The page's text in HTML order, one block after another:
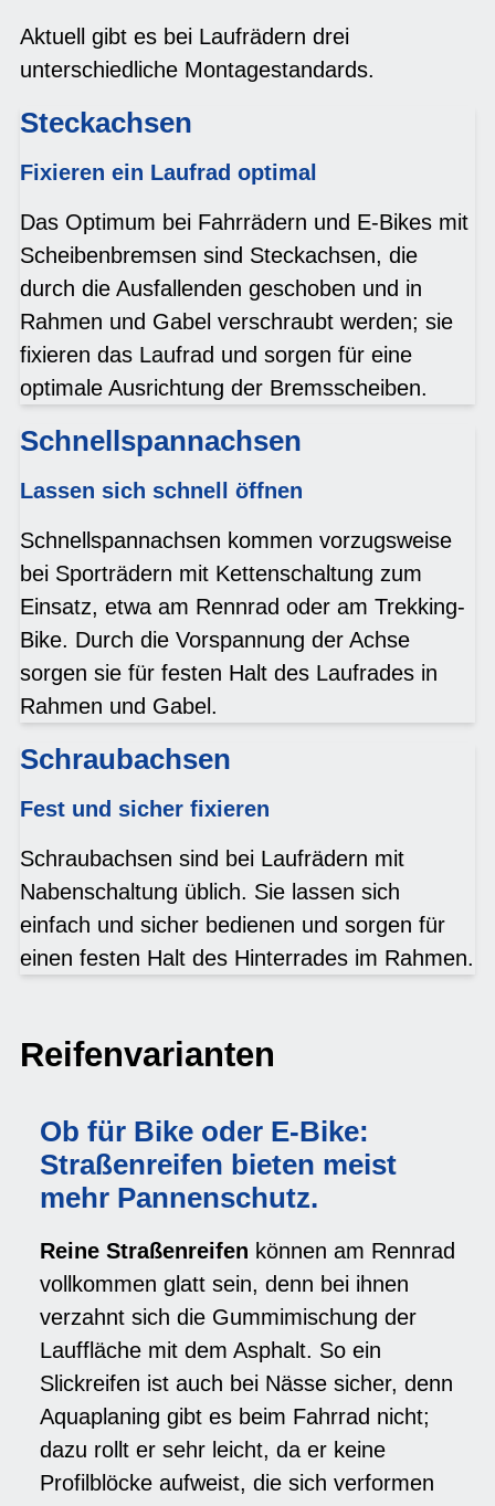
Aktuell gibt es bei Laufrädern drei
unterschiedliche Montagestandards.
Steckachsen
Fixieren ein Laufrad optimal
Das Optimum bei Fahrrädern und E-Bikes mit
Scheibenbremsen sind Steckachsen, die
durch die Ausfallenden geschoben und in
Rahmen und Gabel verschraubt werden; sie
fixieren das Laufrad und sorgen für eine
optimale Ausrichtung der Bremsscheiben.
Schnellspannachsen
Lassen sich schnell öffnen
Schnellspannachsen kommen vorzugsweise
bei Sporträdern mit Kettenschaltung zum
Einsatz, etwa am Rennrad oder am Trekking-
Bike. Durch die Vorspannung der Achse
sorgen sie für festen Halt des Laufrades in
Rahmen und Gabel.
Schraubachsen
Fest und sicher fixieren
Schraubachsen sind bei Laufrädern mit
Nabenschaltung üblich. Sie lassen sich
einfach und sicher bedienen und sorgen für
einen festen Halt des Hinterrades im Rahmen.
Reifenvarianten
Ob für Bike oder E-Bike:
Straßenreifen bieten meist
mehr Pannenschutz.
Reine Straßenreifen können am Rennrad
vollkommen glatt sein, denn bei ihnen
verzahnt sich die Gummimischung der
Lauffläche mit dem Asphalt. So ein
Slickreifen ist auch bei Nässe sicher, denn
Aquaplaning gibt es beim Fahrrad nicht;
dazu rollt er sehr leicht, da er keine
Profilblöcke aufweist, die sich verformen